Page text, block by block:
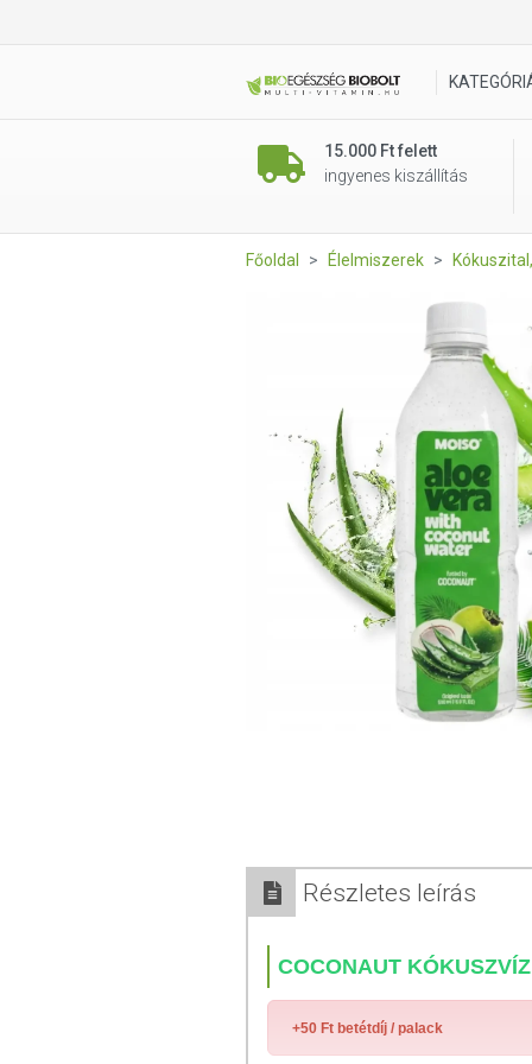
15.000 Ft felett
ingyenes kiszállítás
Főoldal Élelmiszerek
Részletes leírás
COCONAUT
+50 Ft betétdíj / palack